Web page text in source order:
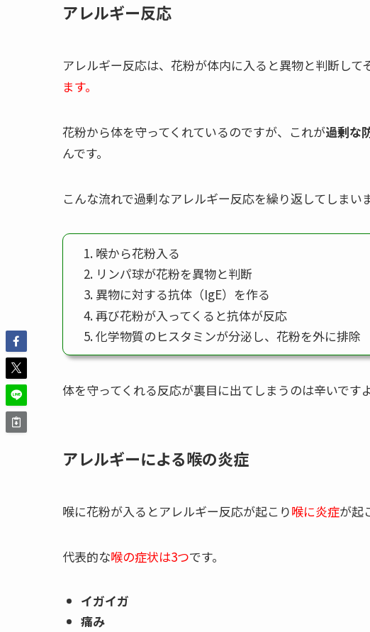
アレルギー反応
アレルギー反応は、花粉が体内に入ると異物と判断して
ます。
花粉から体を守ってくれているのですが、これが過剰な
んです。
こんな流れで過剰なアレルギー反応を繰り返してしまいま
喉から花粉入る
リンパ球が花粉を異物と判断
異物に対する抗体（IgE）を作る
再び花粉が入ってくると抗体が反応
化学物質のヒスタミンが分泌し、花粉を外に排除
体を守ってくれる反応が裏目に出てしまうのは辛いですよ
アレルギーによる喉の炎症
喉に花粉が入るとアレルギー反応が起こり喉に炎症が起
代表的な喉の症状は3つです。
イガイガ
痛み